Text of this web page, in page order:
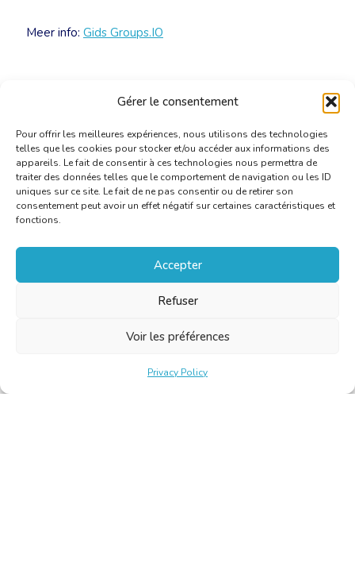
Gérer le consentement
Pour offrir les meilleures expériences, nous utilisons des technologies
telles que les cookies pour stocker et/ou accéder aux informations des
appareils. Le fait de consentir à ces technologies nous permettra de
traiter des données telles que le comportement de navigation ou les ID
uniques sur ce site. Le fait de ne pas consentir ou de retirer son
consentement peut avoir un effet négatif sur certaines caractéristiques et
fonctions.
Accepter
Refuser
Voir les préférences
Privacy Policy
Meer info: Gids Groups.IO